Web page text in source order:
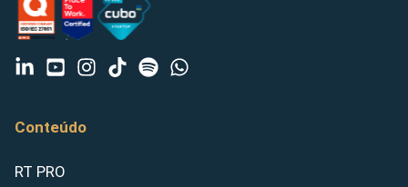
Conteúdo
RT PRO